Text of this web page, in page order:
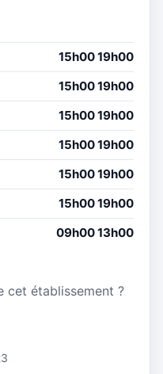
15h00 19h00
15h00 19h00
15h00 19h00
15h00 19h00
15h00 19h00
15h00 19h00
09h00 13h00
cet établissement ?